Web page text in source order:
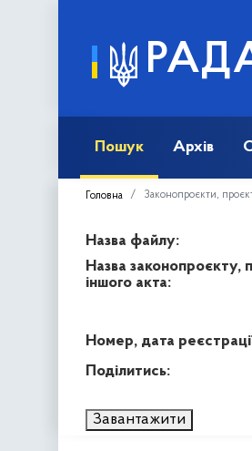
Пошук Архів
Головна Законопроєкти,
Назва файлу:
Назва законопроєкту,
іншого акта:
Номер, дата
Поділитись:
Завантажити